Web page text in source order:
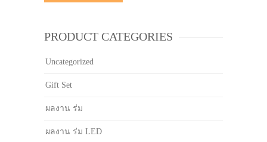
PRODUCT CATEGORIES
Uncategorized
Gift Set
ผลงาน ร่ม
ผลงาน ร่ม LED